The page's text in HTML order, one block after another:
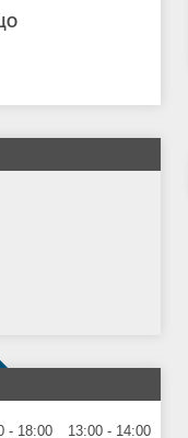
18:00 13:00
14:00